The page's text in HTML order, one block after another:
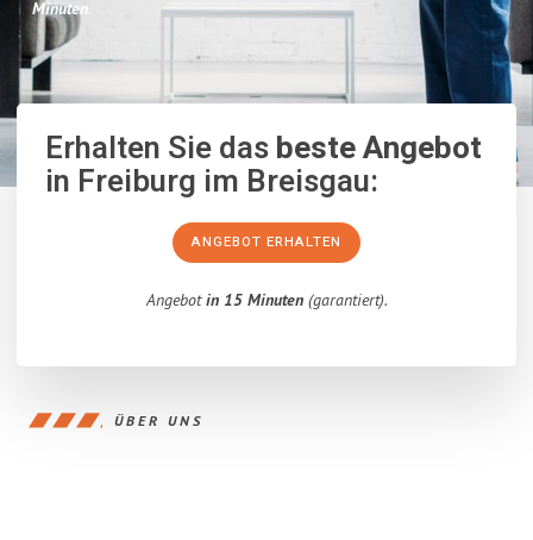
Minuten.
Erhalten Sie dasbeste Angebot
in Freiburg im Breisgau:
ANGEBOT ERHALTEN
Angebotin 15 Minuten(garantiert).
ÜBER UNS